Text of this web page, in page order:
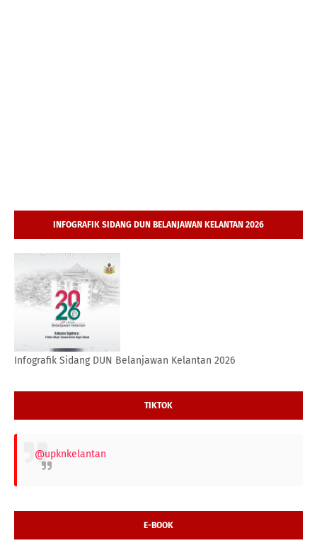
INFOGRAFIK SIDANG DUN BELANJAWAN KELANTAN 2026
Infografik Sidang DUN Belanjawan Kelantan 2026
TIKTOK
@upknkelantan
E-BOOK